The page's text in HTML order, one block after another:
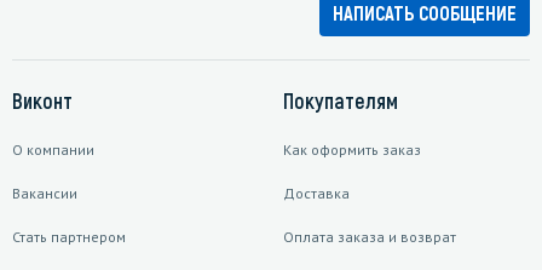
НАПИСАТЬ СООБЩЕНИЕ
Виконт
О компании
Вакансии
Стать партнером
Покупателям
Как оформить заказ
Доставка
Оплата заказа и возврат